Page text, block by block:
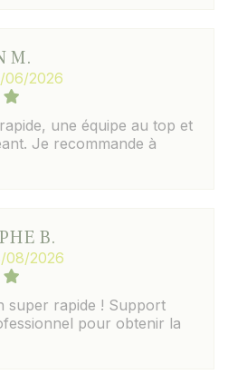
M.
06/2026
une équipe au top et
Je recommande à
B.
08/2026
super rapide ! Support
pour obtenir la